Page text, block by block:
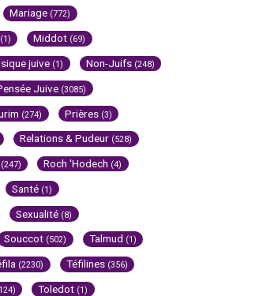
Mariage (772)
(1) Middot (69)
juive (1) Non-Juifs (248)
Juive (3085)
(274) Prières (3)
Relations & Pudeur (528)
(247) Roch 'Hodech (4)
Santé (1)
Sexualité (8)
Souccot (502) Talmud (1)
(2230) Téfilines (356)
Toledot (1)